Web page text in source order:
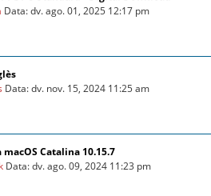
Data: dv. ago. 01, 2025 12:17 pm
Data: dv. nov. 15, 2024 11:25 am
Catalina 10.15.7
Data: dv. ago. 09, 2024 11:23 pm